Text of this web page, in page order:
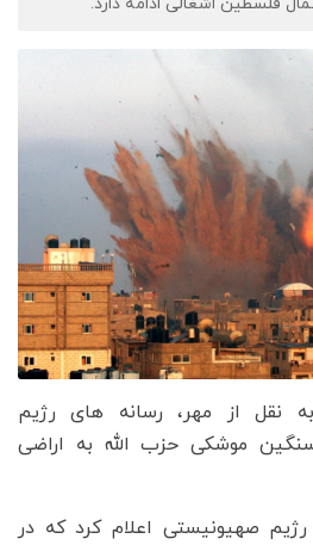
نقل از مهر، رسانه های رژیم
موشکی حزب الله به اراضی
رژیم صهیونیستی اعلام کرد که در